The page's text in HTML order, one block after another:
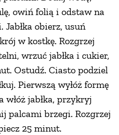
owiń folią i odstaw na
Jabłka obierz, usuń
w kostkę. Rozgrzej
wrzuć jabłka i cukier,
Ostudź. Ciasto podziel
Pierwszą wyłóż formę
włóż jabłka, przykryj
palcami brzegi. Rozgrzej
25 minut.